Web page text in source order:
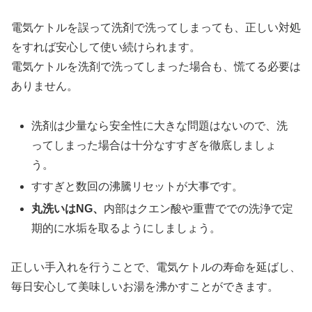
電気ケトルを誤って洗剤で洗ってしまっても、正しい対処
をすれば安心して使い続けられます。
電気ケトルを洗剤で洗ってしまった場合も、慌てる必要は
ありません。
洗剤は少量なら安全性に大きな問題はないので、洗
ってしまった場合は十分なすすぎを徹底しましょ
う。
すすぎと数回の沸騰リセットが大事です。
丸洗いはNG、 内部はクエン酸や重曹ででの洗浄で定
期的に水垢を取るようにしましょう。
正しい手入れを行うことで、電気ケトルの寿命を延ばし、
毎日安心して美味しいお湯を沸かすことができます。